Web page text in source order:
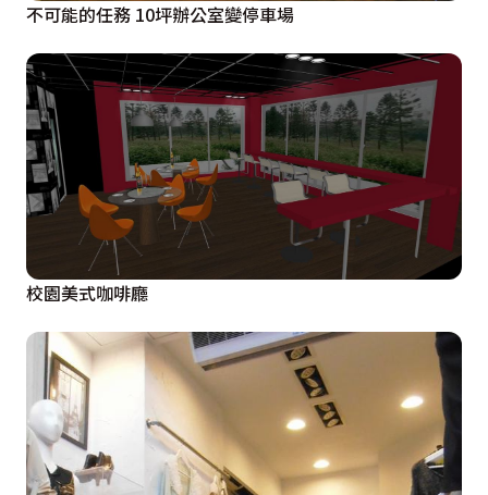
不可能的任務 10坪辦公室變停車場
校園美式咖啡廳